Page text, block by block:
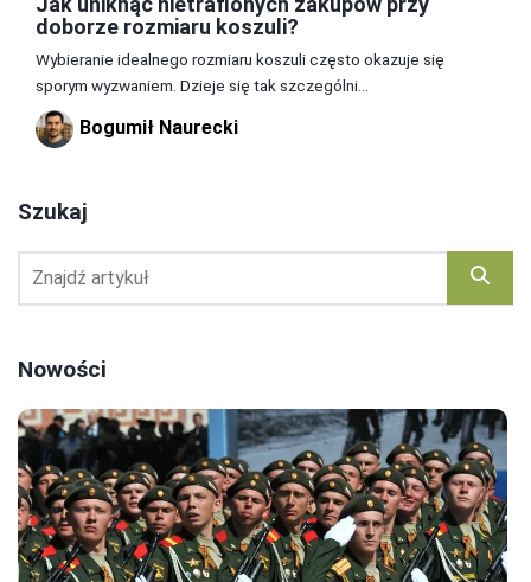
doborze rozmiaru koszuli?
Wybieranie idealnego rozmiaru koszuli często okazuje się
sporym wyzwaniem. Dzieje się tak szczególni...
Bogumił Naurecki
Szukaj
Nowości